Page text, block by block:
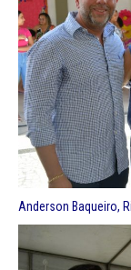
Anderson Baqueiro,